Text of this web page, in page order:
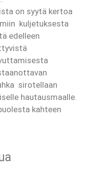
on syytä kertoa
kuljetuksesta
edelleen
sirotellaan
hautausmaalle.
kahteen